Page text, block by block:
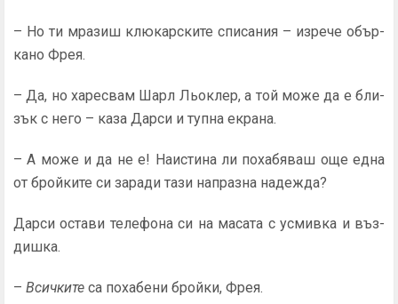
– Но ти мразиш клюкарските списания – изрече обър­
кано Фрея.
– Да, но харесвам Шарл Льоклер, а той може да е бли­
зък с него – каза Дарси и тупна екрана.
– А може и да не е! Наистина ли похабяваш още една
от бройките си заради тази напразна надежда?
Дарси остави телефона си на масата с усмивка и въз­
дишка.
– Всичките са похабени бройки, Фрея.